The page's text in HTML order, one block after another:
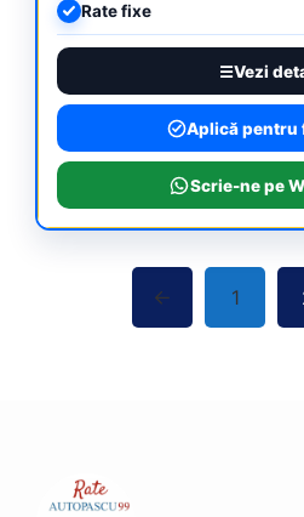
Rate fixe
Vezi
Aplică pentru
Scrie-ne pe
1